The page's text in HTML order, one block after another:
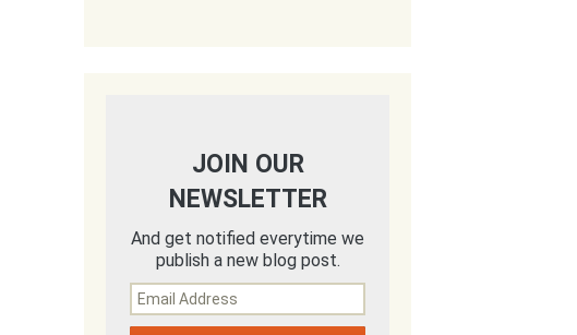
JOIN OUR
NEWSLETTER
And get notified everytime we
publish a new blog post.